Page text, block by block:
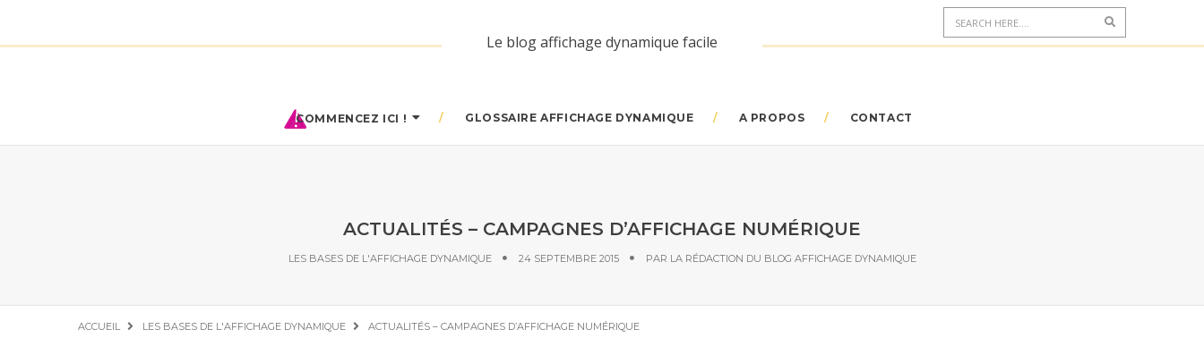
Le blog affichage dynamique facile
COMMENCEZ ICI ! GLOSSAIRE AFFICHAGE DYNAMIQUE A PROPOS CONTACT
ACTUALITÉS – CAMPAGNES D’AFFICHAGE NUMÉRIQUE
LES BASES DE L'AFFICHAGE DYNAMIQUE 24 SEPTEMBRE 2015 PAR LA RÉDACTION DU BLOG AFFICHAGE DYNAMIQUE
ACCUEIL LES BASES DE L'AFFICHAGE DYNAMIQUE ACTUALITÉS – CAMPAGNES D’AFFICHAGE NUMÉRIQUE